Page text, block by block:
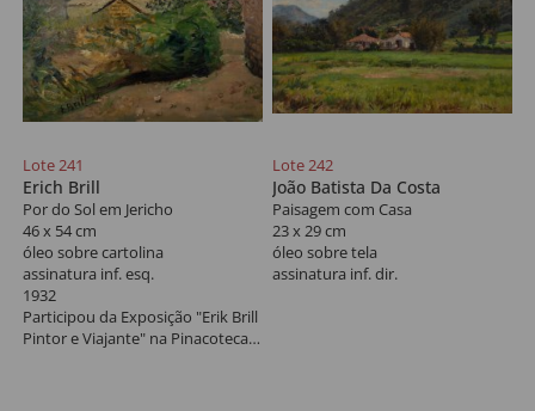
Lote 241
Erich Brill
Por do Sol em Jericho
46 x 54 cm
óleo sobre cartolina
assinatura inf. esq.
1932
Participou da Exposição "Erik Brill
Pintor e Viajante" na Pinacoteca -
Lote 242
João Batista Da Costa
Paisagem com Casa
23 x 29 cm
óleo sobre tela
assinatura inf. dir.